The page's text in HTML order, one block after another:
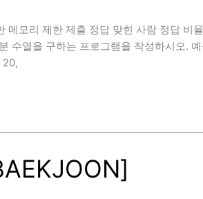
모리 제한 제출 정답 맞힌 사람 정답 비
열을 구하는 프로그램을 작성하시오.
20,